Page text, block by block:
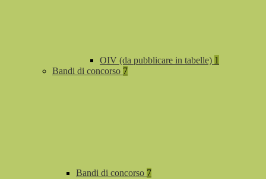
OIV (da pubblicare in tabelle) 1
Bandi di concorso 7
Bandi di concorso 7